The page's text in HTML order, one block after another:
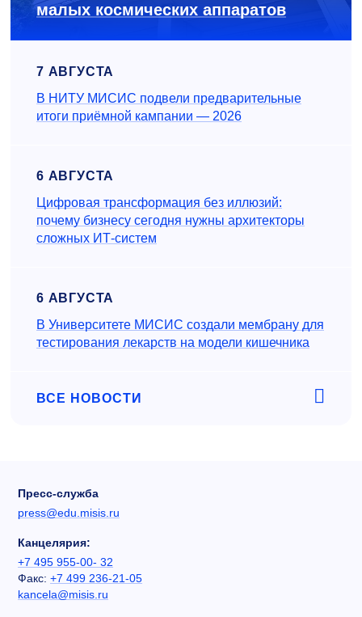
малых космических аппаратов
7 АВГУСТА
В НИТУ МИСИС подвели предварительные
итоги приёмной кампании — 2026
6 АВГУСТА
Цифровая трансформация без иллюзий:
почему бизнесу сегодня нужны архитекторы
сложных ИТ-систем
6 АВГУСТА
В Университете МИСИС создали мембрану для
тестирования лекарств на модели кишечника
ВСЕ НОВОСТИ
Пресс-служба
press@edu.misis.ru
Канцелярия:
+7 495 955-00- 32
Факс: +7 499 236-21-05
kancela@misis.ru